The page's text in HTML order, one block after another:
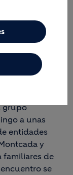
grupo
a unas
entidades
y
familiares de
se